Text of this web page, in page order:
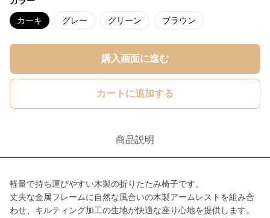
カーキ グレー グリーン ブラウン
購入画面に進む
カートに追加する
商品説明
軽量で持ち運びやすい木製の折りたたみ椅子です。
丈夫な金属フレームに自然な風合いの木製アームレストを組み合
わせ、キルティング加工の生地が快適な座り心地を提供します。